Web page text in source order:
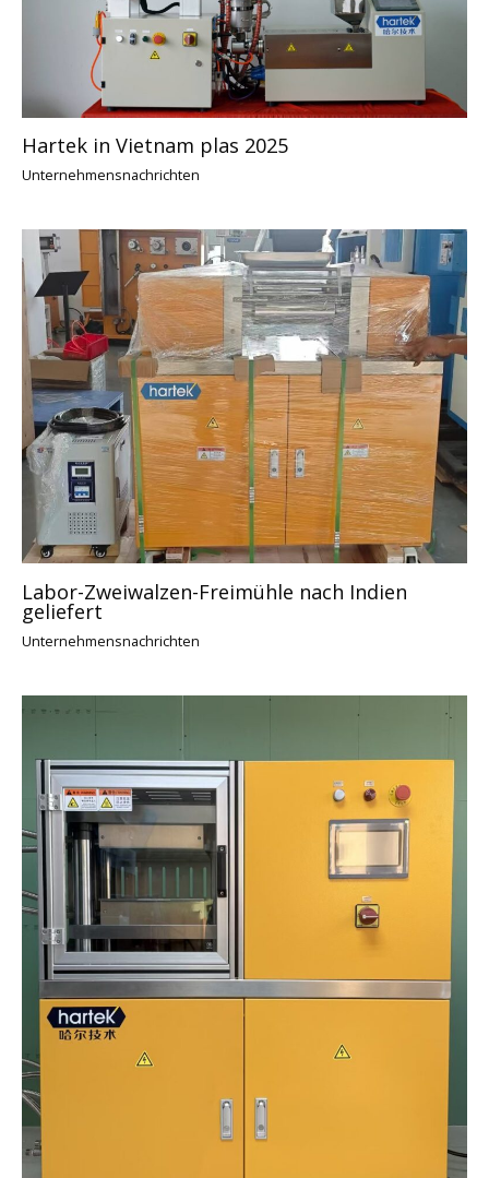
Hartek in Vietnam plas 2025
Unternehmensnachrichten
Labor-Zweiwalzen-Freimühle nach Indien
geliefert
Unternehmensnachrichten